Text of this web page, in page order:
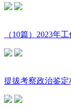
（10篇）2023年
提拔考察政治鉴